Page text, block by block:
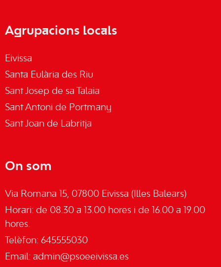
Agrupacions locals
Eivissa
Santa Eulària des Riu
Sant Josep de sa Talaia
Sant Antoni de Portmany
Sant Joan de Labritja
On som
Via Romana 15, 07800 Eivissa (Illes Balears)
Horari: de 08.30 a 13.00 hores i de 16.00 a 19.00
hores.
Telèfon: 645555030
Email: admin@psoeeivissa.es